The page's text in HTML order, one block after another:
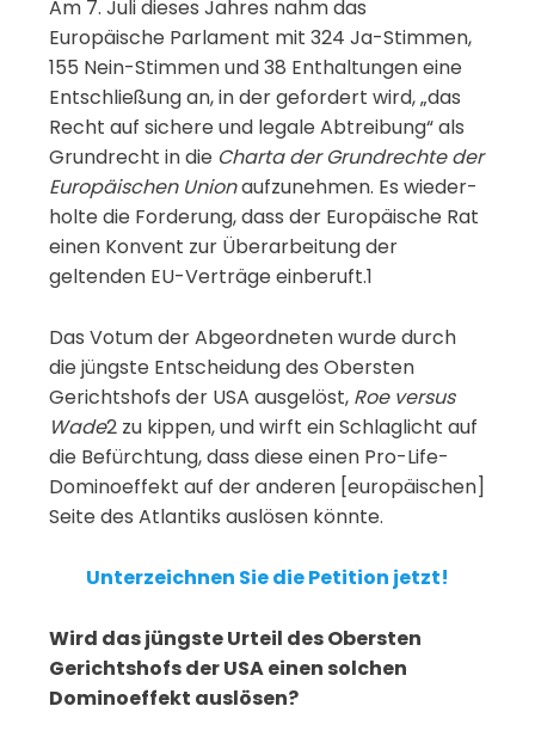
Am 7. Juli dieses Jahres nahm das
Europäische Parlament mit 324 Ja-Stimmen,
155 Nein-Stimmen und 38 Enthaltungen eine
Entschließung an, in der gefordert wird, „das
Recht auf sichere und legale Abtreibung“ als
Grundrecht in die Charta der Grundrechte der
Europäischen Unionaufzunehmen. Es wieder-
holte die Forderung, dass der Europäische Rat
einen Konvent zur Überarbeitung der
geltenden EU-Verträge einberuft.1
Das Votum der Abgeordneten wurde durch
die jüngste Entscheidung des Obersten
Gerichtshofs der USA ausgelöst, Roe versus
Wade2 zu kippen, und wirft ein Schlaglicht auf
die Befürchtung, dass diese einen Pro-Life-
Dominoeffekt auf der anderen [europäischen]
Seite des Atlantiks auslösen könnte.
Unterzeichnen Sie die Petition jetzt!
Wird das jüngste Urteil des Obersten
Gerichtshofs der USA einen solchen
Dominoeffekt auslösen?